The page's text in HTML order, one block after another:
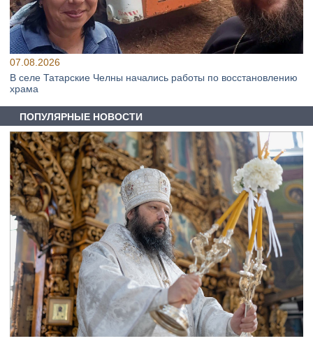
07.08.2026
В селе Татарские Челны начались работы по восстановлению
храма
ПОПУЛЯРНЫЕ НОВОСТИ